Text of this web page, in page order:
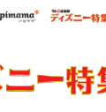
ぴあ総研ハピママ*